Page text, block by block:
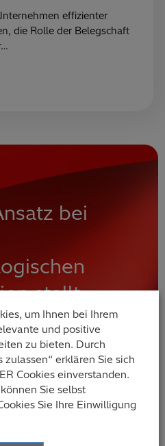
effizienter
die Rolle der Belegschaft
bei
stellt
in
Sie, wie
um Ihnen bei Ihrem
und positive
zu bieten. Durch
erklären Sie sich
Cookies einverstanden.
Sie selbst
Sie Ihre Einwilligung